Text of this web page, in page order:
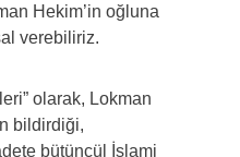
Hekim’in oğluna
verebiliriz.
olarak, Lokman
bildirdiği,
bütüncül İslami